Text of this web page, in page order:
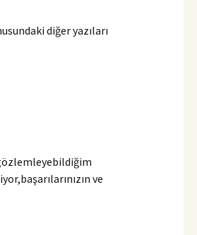
diğer yazıları
ve